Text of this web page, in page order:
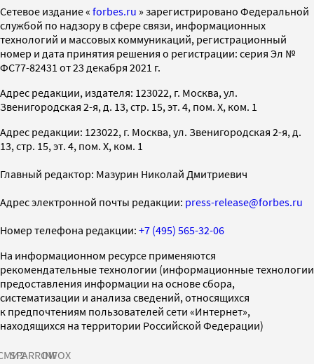
Cетевое издание « forbes.ru » зарегистрировано Федеральной
службой по надзору в сфере связи, информационных
технологий и массовых коммуникаций, регистрационный
номер и дата принятия решения о регистрации: серия Эл №
ФС77-82431 от 23 декабря 2021 г.
Адрес редакции, издателя: 123022, г. Москва, ул.
Звенигородская 2-я, д. 13, стр. 15, эт. 4, пом. X, ком. 1
Адрес редакции: 123022, г. Москва, ул. Звенигородская 2-я, д.
13, стр. 15, эт. 4, пом. X, ком. 1
Главный редактор: Мазурин Николай Дмитриевич
Адрес электронной почты редакции: press-release@forbes.ru
Номер телефона редакции: +7 (495) 565-32-06
На информационном ресурсе применяются
рекомендательные технологии (информационные технологии
предоставления информации на основе сбора,
систематизации и анализа сведений, относящихся
к предпочтениям пользователей сети «Интернет»,
находящихся на территории Российской Федерации)
SPARROWINFOX